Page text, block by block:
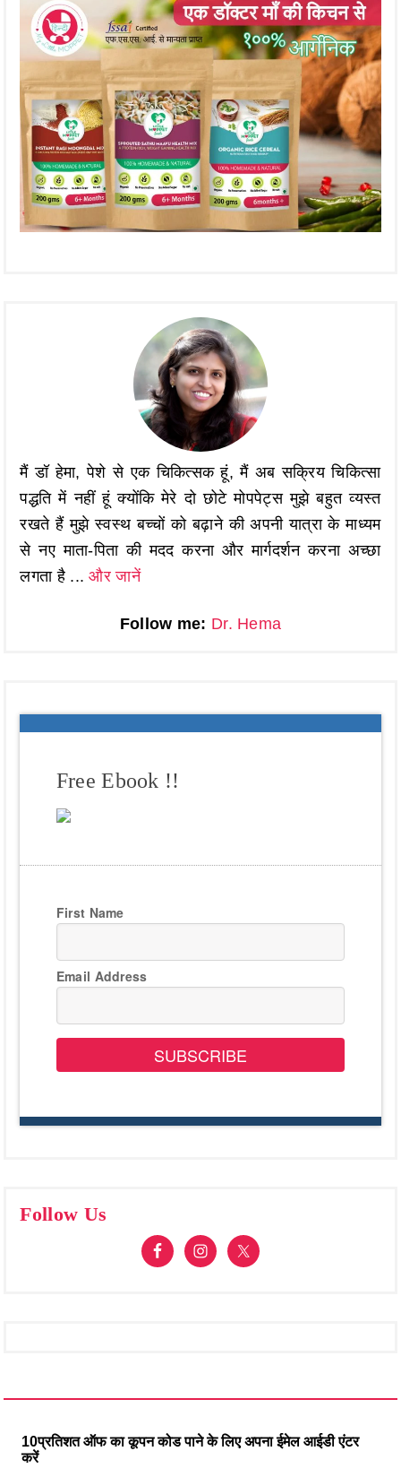
मैं डॉ हेमा, पेशे से एक चिकित्सक हूं, मैं अब सक्रिय चिकित्सा
पद्धति में नहीं हूं क्योंकि मेरे दो छोटे मोपपेट्स मुझे बहुत व्यस्त
रखते हैं मुझे स्वस्थ बच्चों को बढ़ाने की अपनी यात्रा के माध्यम
से नए माता-पिता की मदद करना और मार्गदर्शन करना अच्छा
लगता है ...और जानें
Follow me: Dr. Hema
Free Ebook !!
First Name
Email Address
SUBSCRIBE
Follow Us
10प्रतिशत ऑफ का कूपन कोड पाने के लिए अपना ईमेल आईडी एंटर
करें